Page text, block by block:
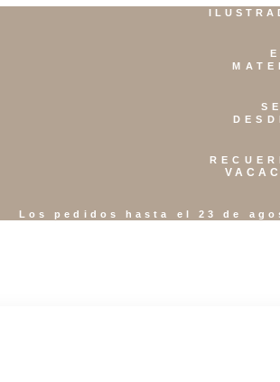
Los pedidos hasta el 23 de